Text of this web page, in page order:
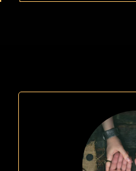
Ser med tarotkort &
tar lett inn energier på